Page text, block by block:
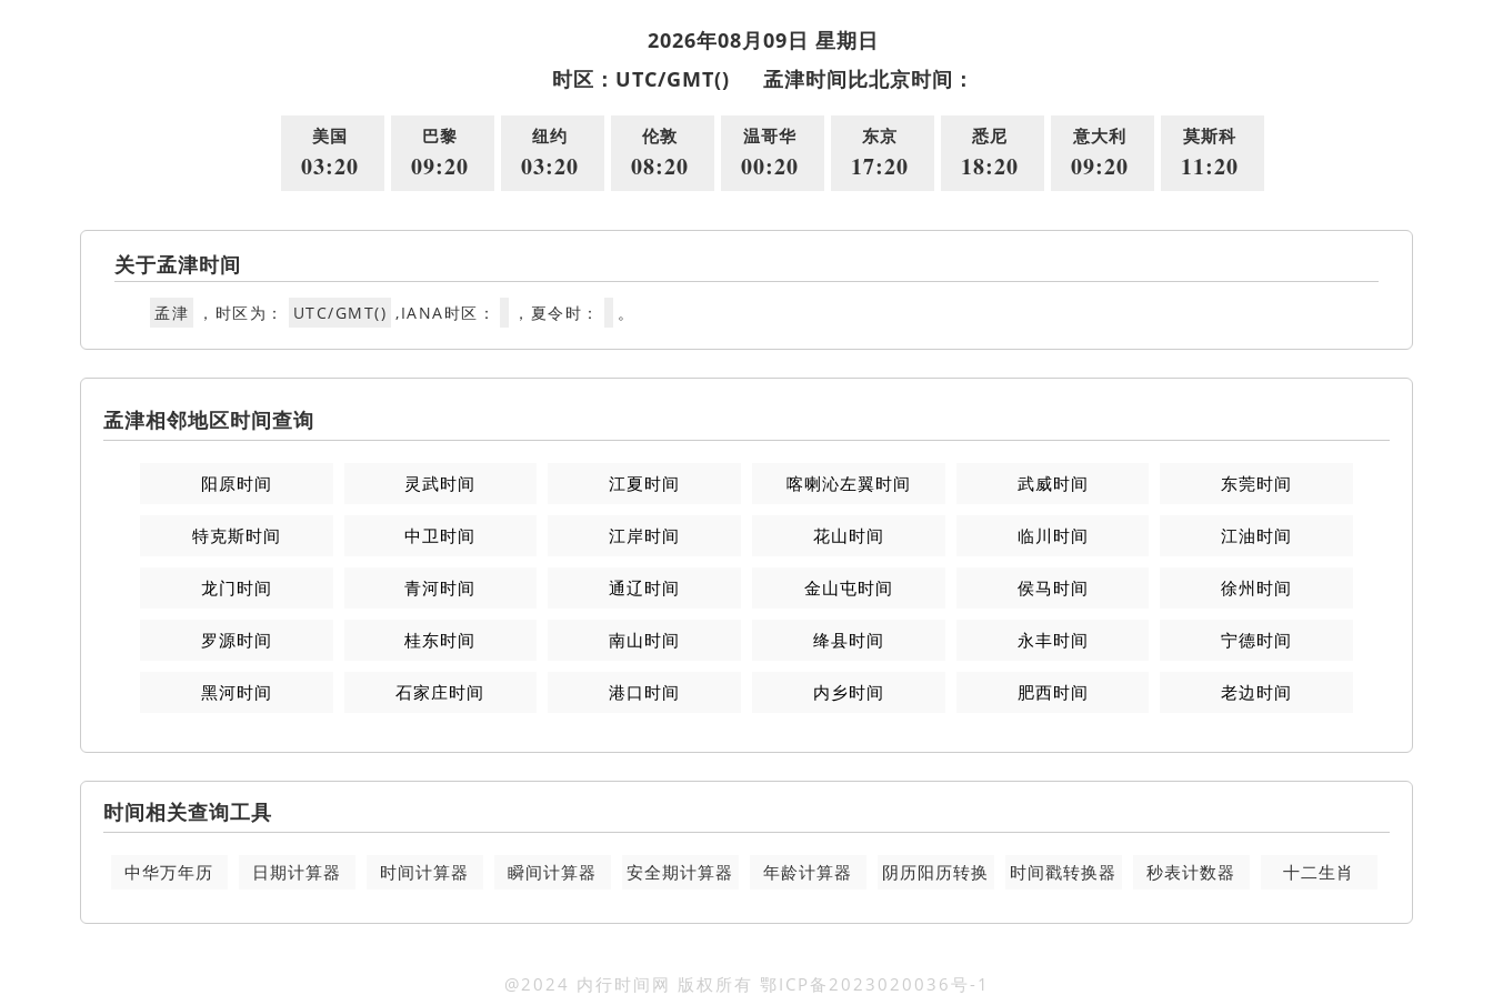
2026年08月09日 星期日
时区：UTC/GMT()
孟津时间比北京时间：
美国
03:20
巴黎
09:20
纽约
03:20
伦敦
08:20
温哥华
00:20
东京
17:20
悉尼
18:20
意大利
09:20
莫斯科
11:20
关于孟津时间
孟津 ，时区为： UTC/GMT() ,IANA时区： ，夏令时： 。
孟津相邻地区时间查询
阳原时间 灵武时间 江夏时间 喀喇沁左翼时间 武威时间 东莞时间
特克斯时间 中卫时间 江岸时间 花山时间 临川时间 江油时间
龙门时间 青河时间 通辽时间 金山屯时间 侯马时间 徐州时间
罗源时间 桂东时间 南山时间 绛县时间 永丰时间 宁德时间
黑河时间 石家庄时间 港口时间 内乡时间 肥西时间 老边时间
时间相关查询工具
中华万年历 日期计算器 时间计算器 瞬间计算器 安全期计算器 年龄计算器 阴历阳历转换 时间戳转换器 秒表计数器 十二生肖
@2024 内行时间网 版权所有 鄂ICP备2023020036号-1